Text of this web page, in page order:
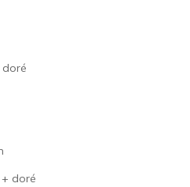
doré
doré